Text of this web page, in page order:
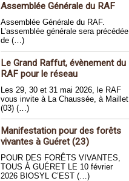
Assemblée Générale du RAF
Assemblée Générale du RAF.
L’assemblée générale sera précédée
de (…)
Le Grand Raffut, évènement du
RAF pour le réseau
Les 29, 30 et 31 mai 2026, le RAF
vous invite à La Chaussée, à Maillet
(03) (…)
Manifestation pour des forêts
vivantes à Guéret (23)
POUR DES FORÊTS VIVANTES,
TOUS À GUÉRET LE 10 février
2026 BIOSYL C’EST (…)